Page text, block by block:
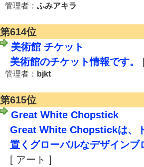
管理者： ふみアキラ
第614位
美術館 チケット
美術館のチケット情報です。
管理者： bjkt
第615位
Great White Chopstick
Great White Chopstickは、
置くグローバルなデザインブ
[ アート ]